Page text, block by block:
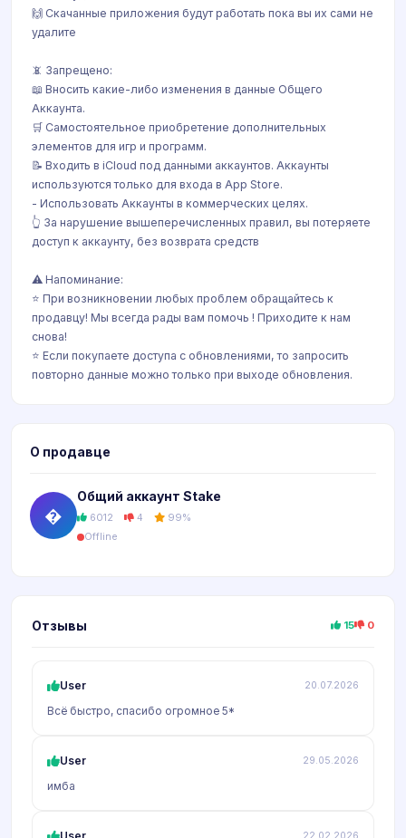
🙌 Скачанные приложения будут работать пока вы их сами не
удалите
📵 Запрещено:
📖 Вносить какие-либо изменения в данные Общего
Аккаунта.
🛒 Самостоятельное приобретение дополнительных
элементов для игр и программ.
📝 Входить в iCloud под данными аккаунтов. Аккаунты
используются только для входа в App Store.
- Использовать Аккаунты в коммерческих целях.
👆 За нарушение вышеперечисленных правил, вы потеряете
доступ к аккаунту, без возврата средств
⚠️ Напоминание:
⭐️ При возникновении любых проблем обращайтесь к
продавцу! Мы всегда рады вам помочь ! Приходите к нам
снова!
⭐️ Если покупаете доступа с обновлениями, то запросить
повторно данные можно только при выходе обновления.
О продавце
�
Общий аккаунт Stake
6012 4 99%
Offline
Отзывы 15 0
User 20.07.2026
Всё быстро, спасибо огромное 5*
User 29.05.2026
имба